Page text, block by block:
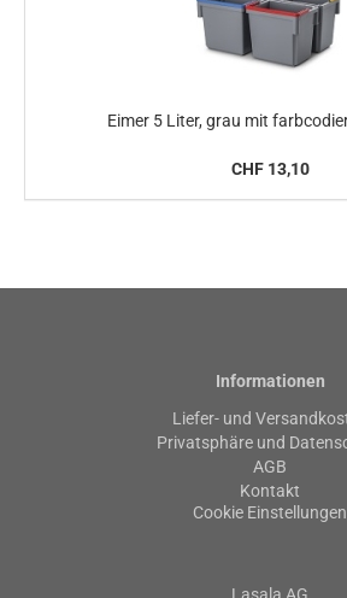
Eimer 5 Liter, grau mit
CHF 13,10
Informationen
Liefer- und
Privatsphäre und
AGB
Kontakt
Cookie Einstellungen